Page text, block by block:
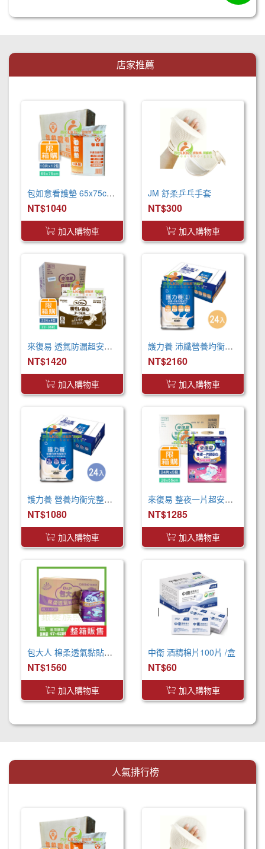
店家推薦
包如意看護墊 65x75cm (120片/箱) 產褥墊 看護墊 寵物墊
NT$1040
加入購物車
JM 舒柔乒乓手套
NT$300
加入購物車
來復易 透氣防漏超安心魔術氈紙尿褲(S)(22片 X 4包)
NT$1420
加入購物車
護力養 沛纖營養均衡完整配方(250ml x24罐 x2箱)
NT$2160
加入購物車
護力養 營養均衡完整配方(250ml x24罐 x2箱)
NT$1080
加入購物車
來復易 整夜一片超安心尿片55cm(24片*5包/箱) 取代原先臀部加寬尿片
NT$1285
加入購物車
包大人 棉柔透氣黏貼型 成人紙尿褲 XXL 箱購 巨無霸尺寸
NT$1560
加入購物車
中衛 酒精棉片100片 /盒
NT$60
加入購物車
人氣排行榜